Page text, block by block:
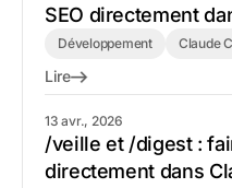
SEO directement
Développement Claude
Lire
13 avr., 2026
/veille et /digest :
directement dans